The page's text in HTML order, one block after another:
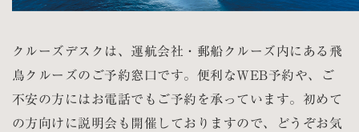
クルーズデスクは、運航会社・郵船クルーズ内にある飛
鳥クルーズのご予約窓口です。便利なWEB予約や、ご
不安の方にはお電話でもご予約を承っています。初めて
の方向けに説明会も開催しておりますので、どうぞお気